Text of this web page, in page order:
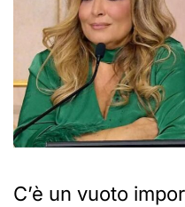
C’è un vuoto